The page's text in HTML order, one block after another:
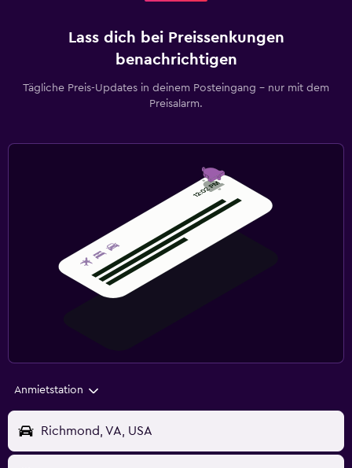
Lass dich bei Preissenkungen
benachrichtigen
Tägliche Preis-Updates in deinem Posteingang – nur mit dem
Preisalarm.
Anmietstation
Richmond, VA, USA